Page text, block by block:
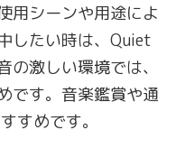
用シーンや用途によ
したい時は、Quiet
激しい環境では、
です。音楽鑑賞や通
すめです。